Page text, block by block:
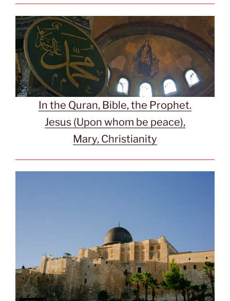
In the Quran, Bible, the Prophet.
Jesus (Upon whom be peace),
Mary, Christianity